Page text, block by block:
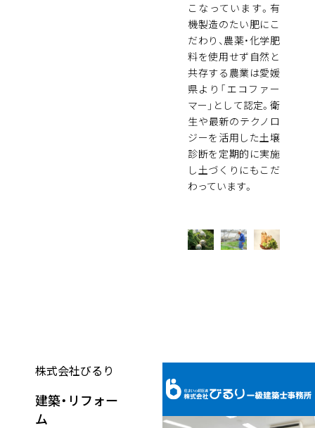
こなっています。有
機製造のたい肥にこ
だわり、農薬・化学肥
料を使用せず自然と
共存する農業は愛媛
県より「エコファー
マー」として認定。衛
生や最新のテクノロ
ジーを活用した土壌
診断を定期的に実施
し土づくりにもこだ
わっています。
株式会社びるり
建築・リフォー
ム